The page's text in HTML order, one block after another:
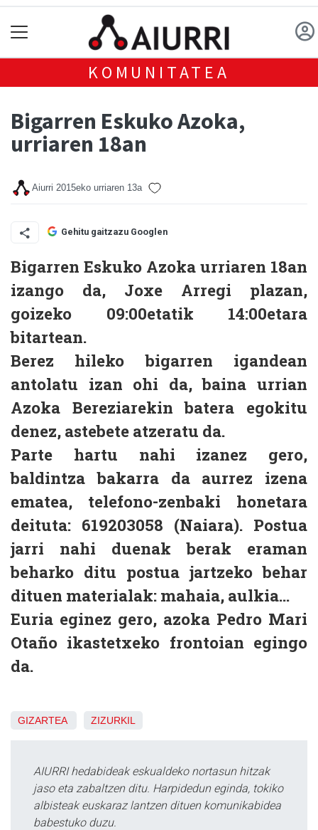
KOMUNITATEA
Bigarren Eskuko Azoka,
urriaren 18an
Aiurri 2015eko urriaren 13a
Gehitu gaitzazu Googlen
Bigarren Eskuko Azoka urriaren 18an
izango da, Joxe Arregi plazan,
goizeko 09:00etatik 14:00etara
bitartean.
Berez hileko bigarren igandean
antolatu izan ohi da, baina urrian
Azoka Bereziarekin batera egokitu
denez, astebete atzeratu da.
Parte hartu nahi izanez gero,
baldintza bakarra da aurrez izena
ematea, telefono-zenbaki honetara
deituta: 619203058 (Naiara). Postua
jarri nahi duenak berak eraman
beharko ditu postua jartzeko behar
dituen materialak: mahaia, aulkia...
Euria eginez gero, azoka Pedro Mari
Otaño ikastetxeko frontoian egingo
da.
GIZARTEA ZIZURKIL
AIURRI hedabideak eskualdeko nortasun hitzak
jaso eta zabaltzen ditu. Harpidedun eginda, tokiko
albisteak euskaraz lantzen dituen komunikabidea
babestuko duzu.